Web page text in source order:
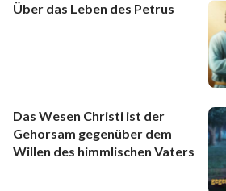
Über das Leben des Petrus
Das Wesen Christi ist der
Gehorsam gegenüber dem
Willen des himmlischen Vaters